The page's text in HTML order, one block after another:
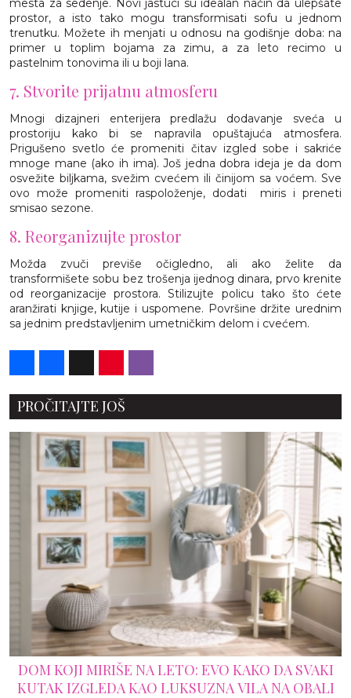
mesta za sedenje. Novi jastuci su idealan način da ulepšate
prostor, a isto tako mogu transformisati sofu u jednom
trenutku. Možete ih menjati u odnosu na godišnje doba: na
primer u toplim bojama za zimu, a za leto recimo u
pastelnim tonovima ili u boji lana.
7. Stvorite prijatnu atmosferu
Mnogi dizajneri enterijera predlažu dodavanje sveća u
prostoriju kako bi se napravila opuštajuća atmosfera.
Prigušeno svetlo će promeniti čitav izgled sobe i sakriće
mnoge mane (ako ih ima). Još jedna dobra ideja je da dom
osvežite biljkama, svežim cvećem ili činijom sa voćem. Sve
ovo može promeniti raspoloženje, dodati miris i preneti
smisao sezone.
8. Reorganizujte prostor
Možda zvuči previše očigledno, ali ako želite da
transformišete sobu bez trošenja ijednog dinara, prvo krenite
od reorganizacije prostora. Stilizujte policu tako što ćete
aranžirati knjige, kutije i uspomene. Površine držite urednim
sa jednim predstavljenim umetničkim delom i cvećem.
PROČITAJTE JOŠ
DOM KOJI MIRIŠE NA LETO: EVO KAKO DA SVAKI
KUTAK IZGLEDA KAO LUKSUZNA VILA NA OBALI